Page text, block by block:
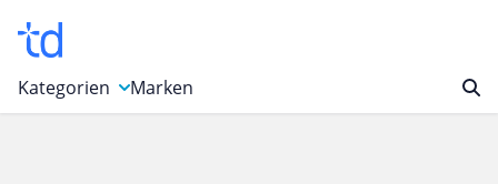
Kategorien Marken